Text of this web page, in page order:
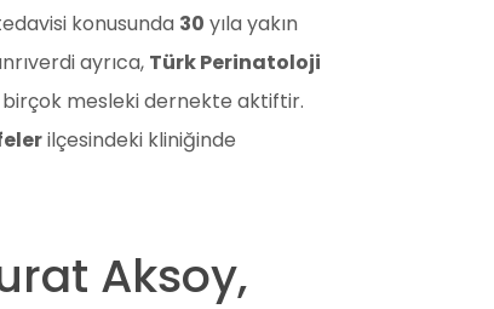
konusunda 30 yıla yakın
ayrıca, Türk Perinatoloji
mesleki dernekte aktiftir.
ilçesindeki kliniğinde
Aksoy,